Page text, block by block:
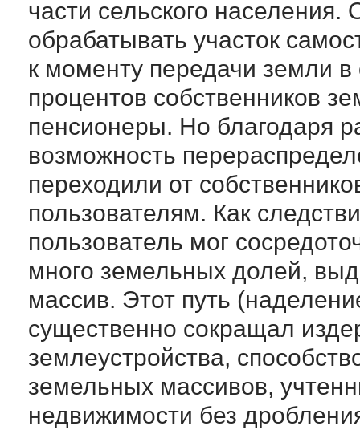
части сельского
обрабатывать участок
к моменту передачи земли
процентов собственников
пенсионеры. Но благодаря
возможность
переходили от
пользователям. Как
пользователь мог
много земельных долей,
массив. Этот путь
существенно сокращал
землеустройства,
земельных массивов,
недвижимости без